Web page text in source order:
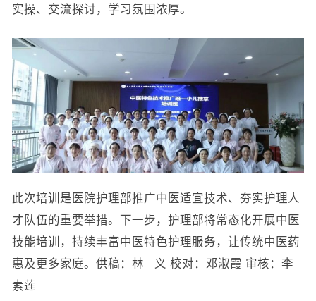
实操、交流探讨，学习氛围浓厚。
此次培训是医院护理部推广中医适宜技术、夯实护理人
才队伍的重要举措。下一步，护理部将常态化开展中医
技能培训，持续丰富中医特色护理服务，让传统中医药
惠及更多家庭。供稿：林 义 校对：邓淑霞 审核：李
素莲